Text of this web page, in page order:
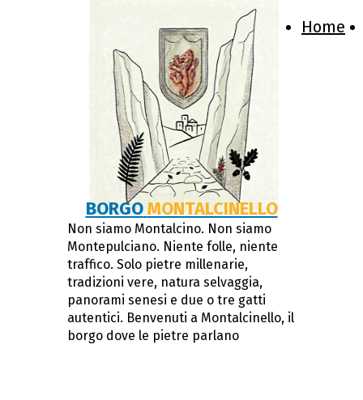
BORGO MONTALCINELLO
Non siamo Montalcino. Non siamo
Montepulciano. Niente folle, niente
traffico. Solo pietre millenarie,
tradizioni vere, natura selvaggia,
panorami senesi e due o tre gatti
autentici. Benvenuti a Montalcinello, il
borgo dove le pietre parlano
Home